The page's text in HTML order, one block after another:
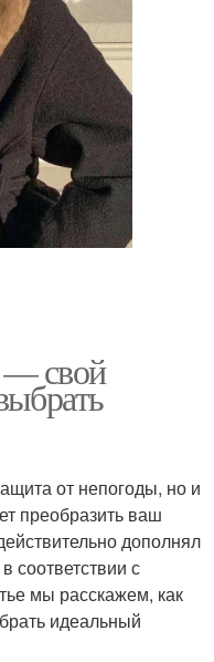
— свой
от непогоды, но и
преобразить ваш
дополнял
соответствии с
мы расскажем, как
идеальный